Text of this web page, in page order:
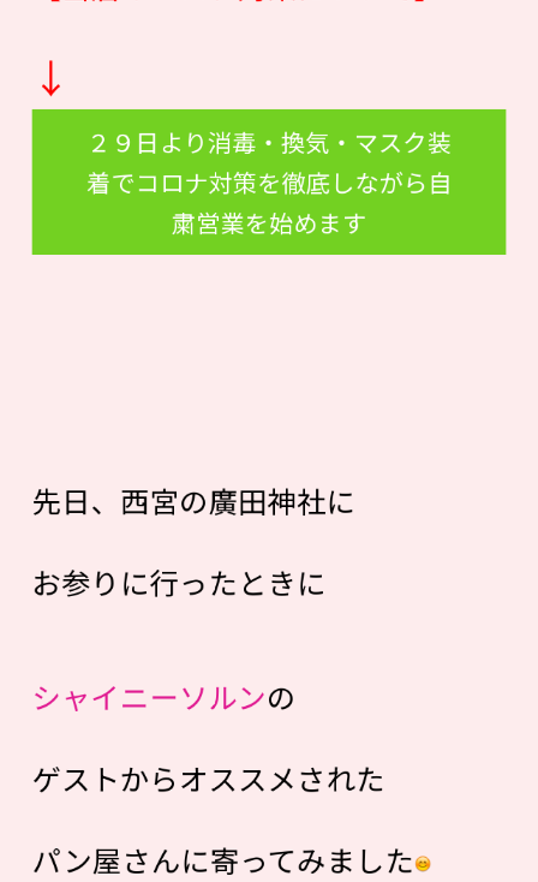
↓
２９日より消毒・換気・マスク装
着でコロナ対策を徹底しながら自
粛営業を始めます
先日、西宮の廣田神社に
お参りに行ったときに
シャイニーソルンの
ゲストからオススメされた
パン屋さんに寄ってみました